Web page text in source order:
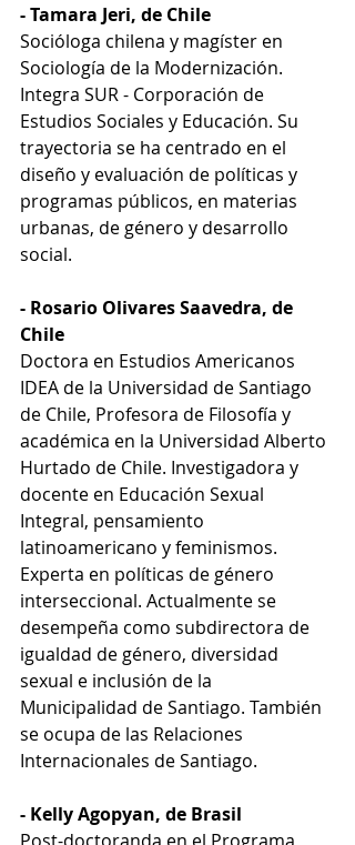
- Tamara Jeri, de Chile
Socióloga chilena y magíster en
Sociología de la Modernización.
Integra SUR - Corporación de
Estudios Sociales y Educación. Su
trayectoria se ha centrado en el
diseño y evaluación de políticas y
programas públicos, en materias
urbanas, de género y desarrollo
social.
- Rosario Olivares Saavedra, de
Chile
Doctora en Estudios Americanos
IDEA de la Universidad de Santiago
de Chile, Profesora de Filosofía y
académica en la Universidad Alberto
Hurtado de Chile. Investigadora y
docente en Educación Sexual
Integral, pensamiento
latinoamericano y feminismos.
Experta en políticas de género
interseccional. Actualmente se
desempeña como subdirectora de
igualdad de género, diversidad
sexual e inclusión de la
Municipalidad de Santiago. También
se ocupa de las Relaciones
Internacionales de Santiago.
- Kelly Agopyan, de Brasil